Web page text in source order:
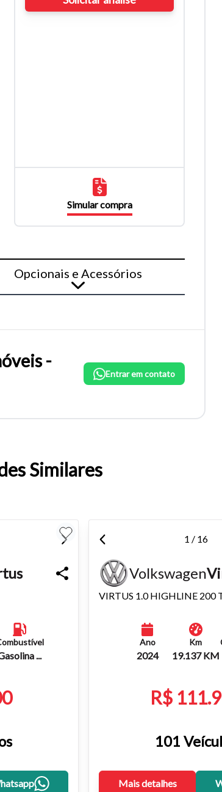
Simular compra
Opcionais e Acessórios
-
Entrar em contato
Similares
...
1 / 16
Volkswagen
VIRTUS 1.0 HIGHLINE 200
Ano
2024
Km
19.137 KM
R$
101
Mais detalhes